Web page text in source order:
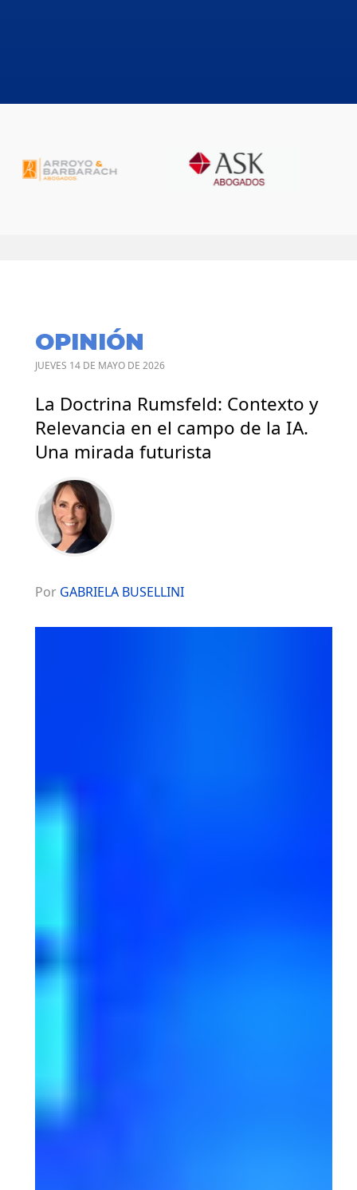
OPINIÓN
JUEVES 14 DE MAYO DE 2026
La Doctrina Rumsfeld: Contexto y
Relevancia en el campo de la IA.
Una mirada futurista
Por GABRIELA BUSELLINI